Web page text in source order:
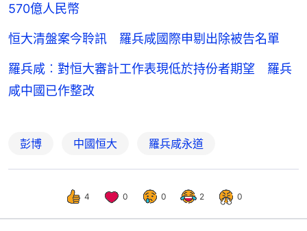
570億人民幣
恒大清盤案今聆訊 羅兵咸國際申剔出除被告名單
羅兵咸︰對恒大審計工作表現低於持份者期望 羅兵
咸中國已作整改
彭博 中國恒大 羅兵咸永道
4 0 0 2 0